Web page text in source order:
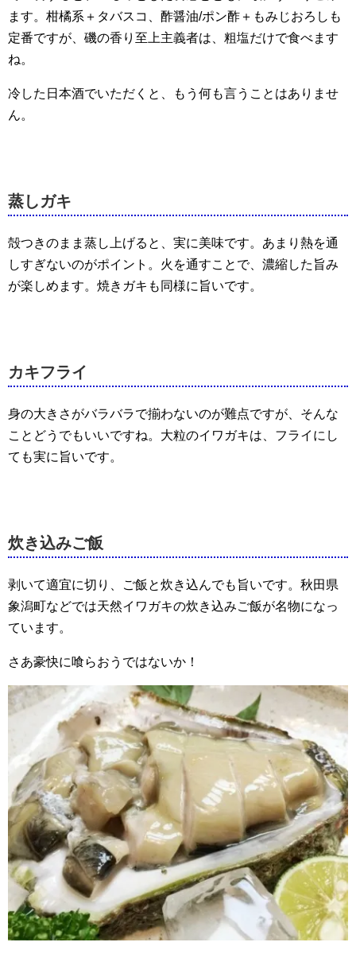
ます。柑橘系＋タバスコ、酢醤油/ポン酢＋もみじおろしも
定番ですが、磯の香り至上主義者は、粗塩だけで食べます
ね。
冷した日本酒でいただくと、もう何も言うことはありませ
ん。
蒸しガキ
殻つきのまま蒸し上げると、実に美味です。あまり熱を通
しすぎないのがポイント。火を通すことで、濃縮した旨み
が楽しめます。焼きガキも同様に旨いです。
カキフライ
身の大きさがバラバラで揃わないのが難点ですが、そんな
ことどうでもいいですね。大粒のイワガキは、フライにし
ても実に旨いです。
炊き込みご飯
剥いて適宜に切り、ご飯と炊き込んでも旨いです。秋田県
象潟町などでは天然イワガキの炊き込みご飯が名物になっ
ています。
さあ豪快に喰らおうではないか！